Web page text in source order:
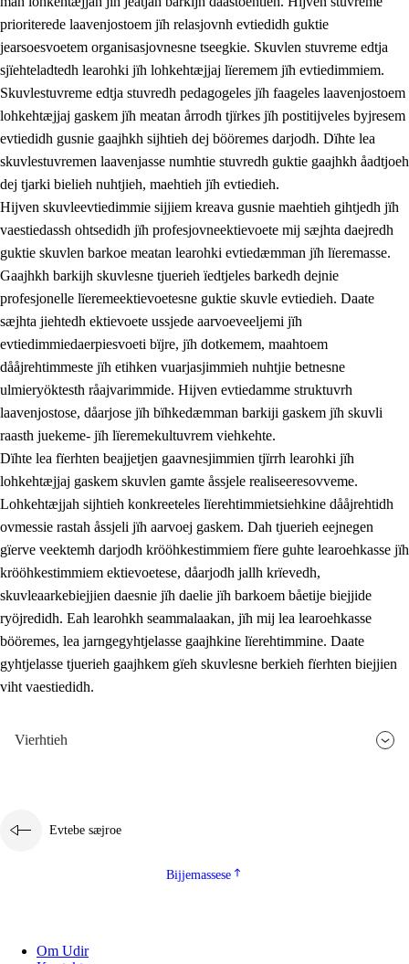
prioriterede laavenjostoem jïh relasjovnh evtiedidh guktie
jearsoesvoetem organisasjovnesne tseegkie. Skuvlen stuvreme edtja
sjïehteladtedh learohki jïh lohkehtæjjaj lïeremem jïh evtiedimmiem.
Skuvlestuvreme edtja stuvredh pedagogeles jïh faageles laavenjostoem
lohkehtæjjaj gaskem jïh meatan årrodh tjïrkes jïh postitijveles byjresem
evtiedidh gusnie gaajhkh sijhtieh dej bööremes darjodh. Dïhte lea
skuvlestuvremen laavenjasse numhtie stuvredh guktie gaajhkh åadtjoeh
dej tjarki bielieh nuhtjieh, maehtieh jïh evtiedieh.
Hijven skuvleevtiedimmie sijjiem kreava gusnie maehtieh gihtjedh jïh
vaestiedassh ohtsedidh jïh profesjovneektievoete mij sæjhta daejredh
guktie skuvlen barkoe meatan learohki evtiedæmman jïh lïeremasse.
Gaajhkh barkijh skuvlesne tjuerieh ïedtjeles barkedh dejnie
profesjonelle lïeremeektievoetesne guktie skuvle evtiedieh. Daate
sæjhta jiehtedh ektievoete ussjede aarvoeveeljemi jïh
evtiedimmiedaerpiesvoeti bïjre, jïh dotkemem, maahtoem
dååjrehtimmeste jïh etihken vuarjasjimmieh nuhtjie betnesne
ulmieryöktesth råajvarimmide. Hijven evtiedamme struktuvrh
laavenjostose, dåarjose jïh bïhkedæmman barkiji gaskem jïh skuvli
raasth juekeme- jïh lïeremekultuvrem viehkehte.
Dïhte lea fïerhten beajjetjen gaavnesjimmien tjïrrh learohki jïh
lohkehtæjjaj gaskem skuvlen gamte åssjele realiseeresovveme.
Lohkehtæjjah sijhtieh konkreeteles lïerehtimmietsiehkine dååjrehtidh
ovmessie rastah åssjeli jïh aarvoej gaskem. Dah tjuerieh eejnegen
gïerve veektemh darjodh krööhkestimmiem fïere guhte learoehkasse jïh
krööhkestimmiem ektievoetese, dåarjodh jallh krïevedh,
skuvleaarkebiejjien daesnie jïh daelie jïh barkoem båetije biejjide
ryöjredidh. Eah learohkh seammalaakan, jïh mij lea learoehkasse
bööremes, lea jarngegyhtjelasse gaajhkine lïerehtimmine. Daate
gyhtjelasse tjuerieh gaajhkem gïeh skuvlesne berkieh fïerhten biejjien
viht vaestiedidh.
Vierhtieh
Evtebe sæjroe
Bijjemassese
Om Udir